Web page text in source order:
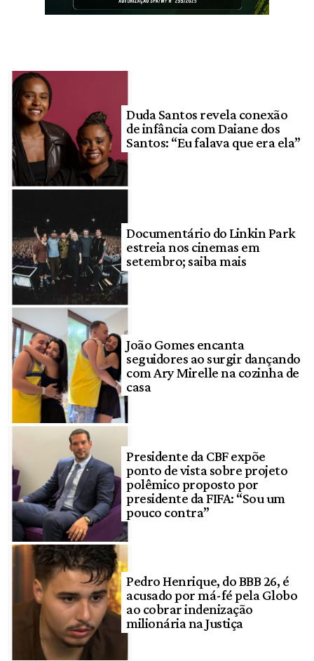
Duda Santos revela conexão
de infância com Daiane dos
Santos: “Eu falava que era ela”
Documentário do Linkin Park
estreia nos cinemas em
setembro; saiba mais
João Gomes encanta
seguidores ao surgir dançando
com Ary Mirelle na cozinha de
casa
Presidente da CBF expõe
ponto de vista sobre projeto
polêmico proposto por
presidente da FIFA: “Sou um
pouco contra”
Pedro Henrique, do BBB 26, é
acusado por má-fé pela Globo
ao cobrar indenização
milionária na Justiça